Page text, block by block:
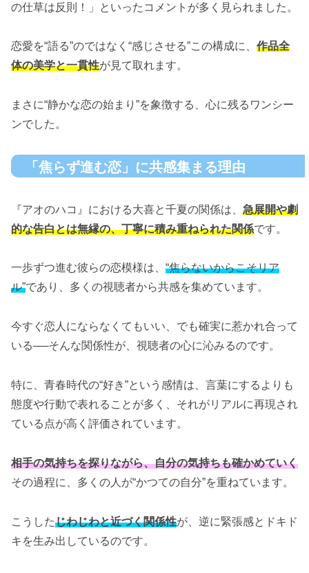
の仕草は反則！」といったコメントが多く見られました。
恋愛を“語る”のではなく“感じさせる”この構成に、 作品全
体の美学と一貫性が見て取れます。
まさに“静かな恋の始まり”を象徴する、心に残るワンシー
ンでした。
「焦らず進む恋」に共感集まる理由
『アオのハコ』における大喜と千夏の関係は、 急展開や劇
的な告白とは無縁の、丁寧に積み重ねられた関係です。
一歩ずつ進む彼らの恋模様は、 “焦らないからこそリア
ル”であり、多くの視聴者から共感を集めています。
今すぐ恋人にならなくてもいい、でも確実に惹かれ合って
いる──そんな関係性が、視聴者の心に沁みるのです。
特に、青春時代の“好き”という感情は、言葉にするよりも
態度や行動で表れることが多く、それがリアルに再現され
ている点が高く評価されています。
相手の気持ちを探りながら、自分の気持ちも確かめていく
その過程に、多くの人が“かつての自分”を重ねています。
こうしたじわじわと近づく関係性が、逆に緊張感とドキド
キを生み出しているのです。